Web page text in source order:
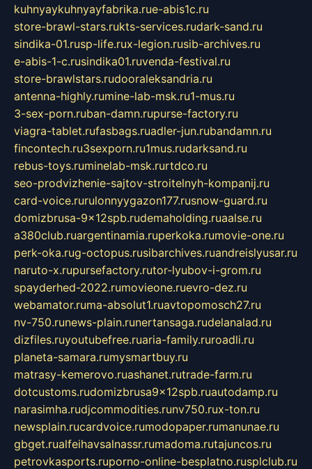
kuhnyaykuhnyayfabrika.rue-abis1c.ru
store-brawl-stars.rukts-services.rudark-sand.ru
sindika-01.rusp-life.rux-legion.rusib-archives.ru
e-abis-1-c.rusindika01.ruvenda-festival.ru
store-brawlstars.rudooraleksandria.ru
antenna-highly.rumine-lab-msk.ru1-mus.ru
3-sex-porn.ruban-damn.rupurse-factory.ru
viagra-tablet.rufasbags.ruadler-jun.rubandamn.ru
fincontech.ru3sexporn.ru1mus.rudarksand.ru
rebus-toys.ruminelab-msk.rurtdco.ru
seo-prodvizhenie-sajtov-stroitelnyh-kompanij.ru
card-voice.rurulonnyygazon177.rusnow-guard.ru
domizbrusa-9x12spb.rudemaholding.ruaalse.ru
a380club.ruargentinamia.ruperkoka.rumovie-one.ru
perk-oka.rug-octopus.rusibarchives.ruandreislyusar.ru
naruto-x.rupursefactory.rutor-lyubov-i-grom.ru
spayderhed-2022.rumovieone.ruevro-dez.ru
webamator.ruma-absolut1.ruavtopomosch27.ru
nv-750.runews-plain.runertansaga.rudelanalad.ru
dizfiles.ruyoutubefree.ruaria-family.ruroadli.ru
planeta-samara.rumysmartbuy.ru
matrasy-kemerovo.ruashanet.rutrade-farm.ru
dotcustoms.rudomizbrusa9x12spb.ruautodamp.ru
narasimha.rudjcommodities.runv750.rux-ton.ru
newsplain.rucardvoice.rumodopaper.rumanunae.ru
gbget.rualfeihavsalnassr.rumadoma.rutajuncos.ru
petrovkasports.ruporno-online-besplatno.rusplclub.ru